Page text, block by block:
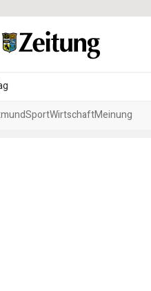
SportWirtschaftMeinung